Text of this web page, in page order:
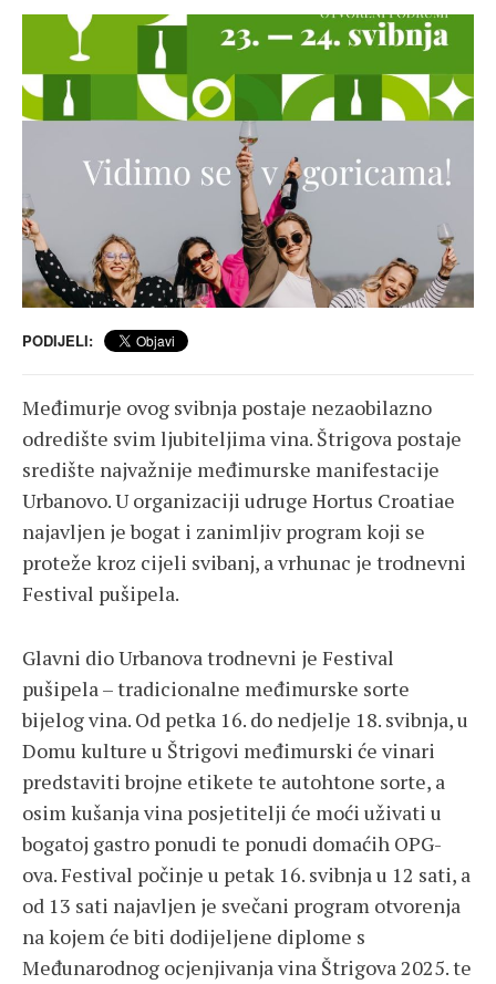
PODIJELI:
Međimurje ovog svibnja postaje nezaobilazno
odredište svim ljubiteljima vina. Štrigova postaje
središte najvažnije međimurske manifestacije
Urbanovo. U organizaciji udruge Hortus Croatiae
najavljen je bogat i zanimljiv program koji se
proteže kroz cijeli svibanj, a vrhunac je trodnevni
Festival pušipela.
Glavni dio Urbanova trodnevni je Festival
pušipela – tradicionalne međimurske sorte
bijelog vina. Od petka 16. do nedjelje 18. svibnja, u
Domu kulture u Štrigovi međimurski će vinari
predstaviti brojne etikete te autohtone sorte, a
osim kušanja vina posjetitelji će moći uživati u
bogatoj gastro ponudi te ponudi domaćih OPG-
ova. Festival počinje u petak 16. svibnja u 12 sati, a
od 13 sati najavljen je svečani program otvorenja
na kojem će biti dodijeljene diplome s
Međunarodnog ocjenjivanja vina Štrigova 2025. te